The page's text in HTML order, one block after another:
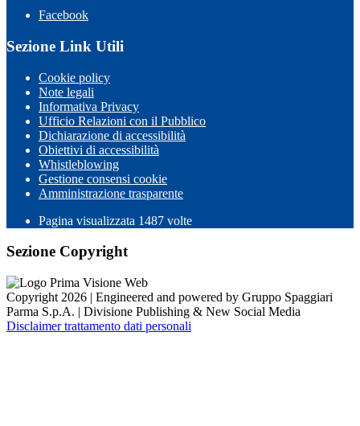
Facebook
Sezione Link Utili
Cookie policy
Note legali
Informativa Privacy
Ufficio Relazioni con il Pubblico
Dichiarazione di accessibilità
Obiettivi di accessibilità
Whistleblowing
Gestione consensi cookie
Amministrazione trasparente
Pagina visualizzata 1487 volte
Sezione Copyright
Copyright 2026 | Engineered and powered by Gruppo Spaggiari
Parma S.p.A. | Divisione Publishing & New Social Media
Disclaimer trattamento dati personali